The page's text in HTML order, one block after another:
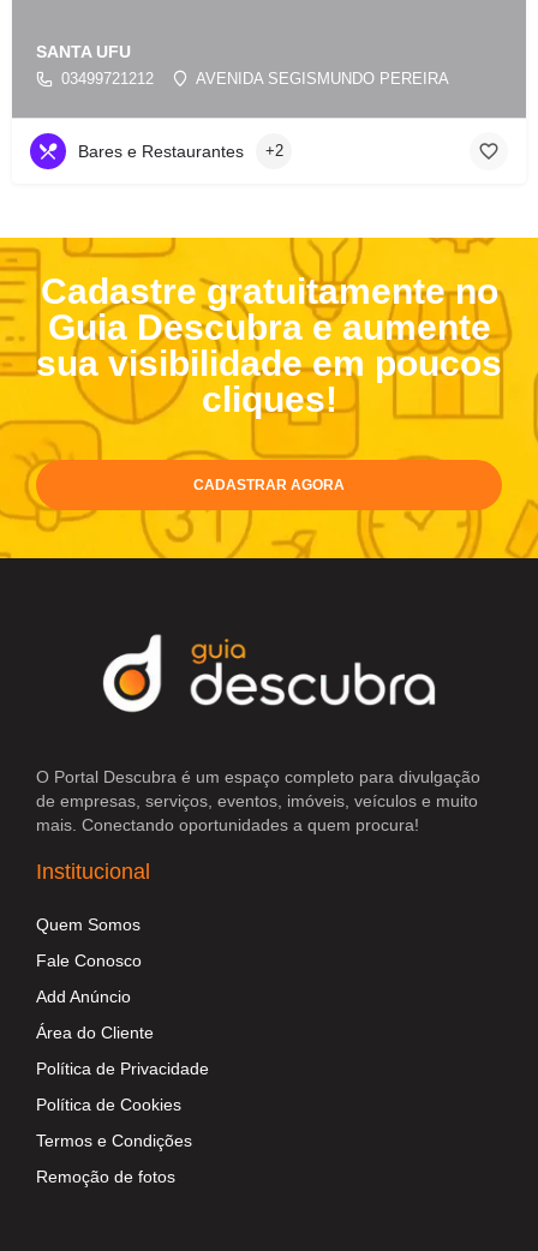
SANTA UFU
03499721212 AVENIDA SEGISMUNDO PEREIRA
Bares e Restaurantes +2
Cadastre gratuitamente no
Guia Descubra e aumente
sua visibilidade em poucos
cliques!
CADASTRAR AGORA
O Portal Descubra é um espaço completo para divulgação
de empresas, serviços, eventos, imóveis, veículos e muito
mais. Conectando oportunidades a quem procura!
Institucional
Quem Somos
Fale Conosco
Add Anúncio
Área do Cliente
Política de Privacidade
Política de Cookies
Termos e Condições
Remoção de fotos